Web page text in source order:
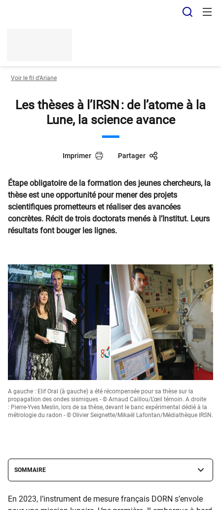
Voir le fil d’Ariane
Les thèses à l’IRSN : de l’atome à la
Lune, la science avance
Imprimer Partager
Étape obligatoire de la formation des jeunes chercheurs, la
thèse est une opportunité pour mener des projets
scientifiques prometteurs et réaliser des avancées
concrètes. Récit de trois doctorats menés à l’Institut. Leurs
résultats font bouger les lignes.
A gauche : Elif Oral (à gauche) a été récompensée pour sa thèse sur la
propagation des ondes sismiques - © Arnaud Caillou/L’œil témoin. A droite
: Pierre-Yves Meslin, lors de sa thèse, devant le banc expérimental dédié à la
métrologie du radon - © Olivier Seignette/Mikaël Lafontan/Médiathèque IRSN.
SOMMAIRE
En 2023, l’instrument de mesure français DORN s’envole